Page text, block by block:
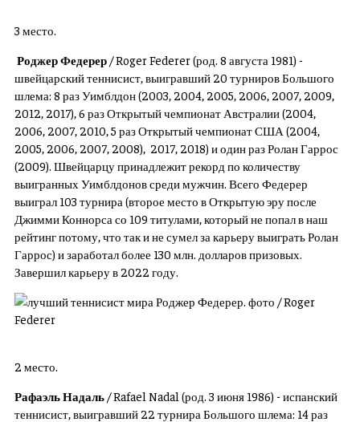
3 место.
Роджер Федерер / Roger Federer (род. 8 августа 1981) -
швейцарский теннисист, выигравший 20 турниров Большого
шлема: 8 раз Уимблдон (2003, 2004, 2005, 2006, 2007, 2009,
2012, 2017), 6 раз Открытый чемпионат Австралии (2004,
2006, 2007, 2010, 5 раз Открытый чемпионат США (2004,
2005, 2006, 2007, 2008), 2017, 2018) и один раз Ролан Гаррос
(2009). Швейцарцу принадлежит рекорд по количеству
выигранных Уимблдонов среди мужчин. Всего Федерер
выиграл 103 турнира (второе место в Открытую эру после
Джимми Коннорса со 109 титулами, который не попал в наш
рейтинг потому, что так и не сумел за карьеру выиграть Ролан
Гаррос) и заработал более 130 млн. долларов призовых.
Завершил карьеру в 2022 году.
2 место.
Рафаэль Надаль / Rafael Nadal (род. 3 июня 1986) - испанский
теннисист, выигравший 22 турнира Большого шлема: 14 раз